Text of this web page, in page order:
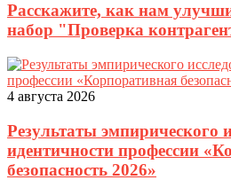
Расскажите, как нам
набор "Проверка
4 августа 2026
Результаты эмпирического
идентичности профессии
безопасность 2026»